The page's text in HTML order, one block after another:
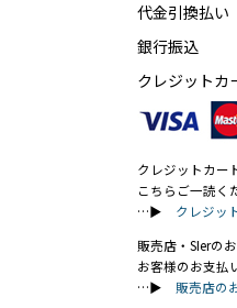
代金引換払い
銀行振込
クレジットカ
クレジットカー
こちらご一読く
…▶ クレジッ
販売店・SIerの
お客様のお支払
…▶ 販売店の